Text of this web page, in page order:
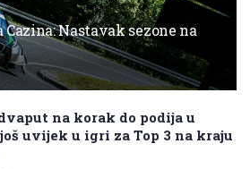
Nastavak sezone na
na korak do podija u
uvijek u igri za Top 3 na kraju